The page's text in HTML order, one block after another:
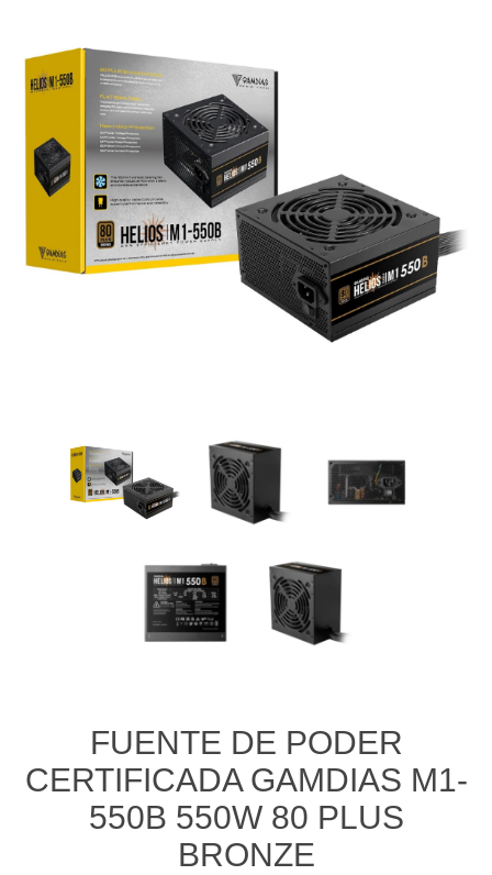
FUENTE DE PODER
CERTIFICADA GAMDIAS M1-
550B 550W 80 PLUS
BRONZE